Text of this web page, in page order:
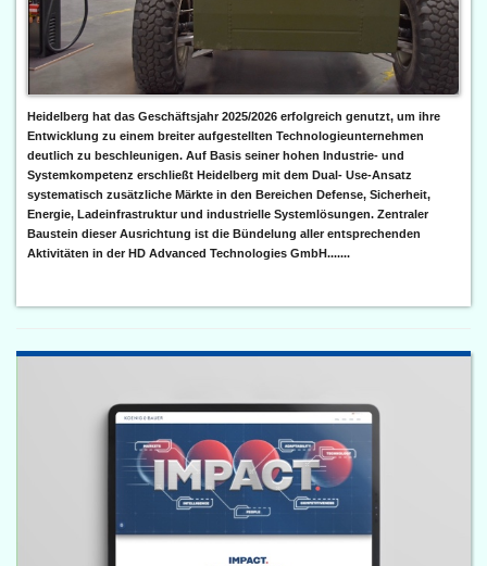
Heidelberg hat das Geschäftsjahr 2025/2026 erfolgreich genutzt, um ihre
Entwicklung zu einem breiter aufgestellten Technologieunternehmen
deutlich zu beschleunigen. Auf Basis seiner hohen Industrie- und
Systemkompetenz erschließt Heidelberg mit dem Dual- Use-Ansatz
systematisch zusätzliche Märkte in den Bereichen Defense, Sicherheit,
Energie, Ladeinfrastruktur und industrielle Systemlösungen. Zentraler
Baustein dieser Ausrichtung ist die Bündelung aller entsprechenden
Aktivitäten in der HD Advanced Technologies GmbH.......